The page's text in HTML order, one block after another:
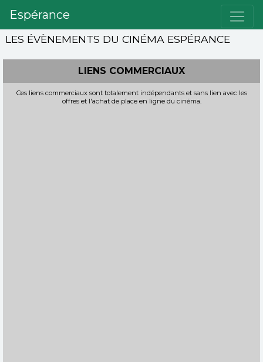
Espérance
LES ÉVÈNEMENTS DU CINÉMA ESPÉRANCE
LIENS COMMERCIAUX
Ces liens commerciaux sont totalement indépendants et sans lien avec les
offres et l'achat de place en ligne du cinéma.